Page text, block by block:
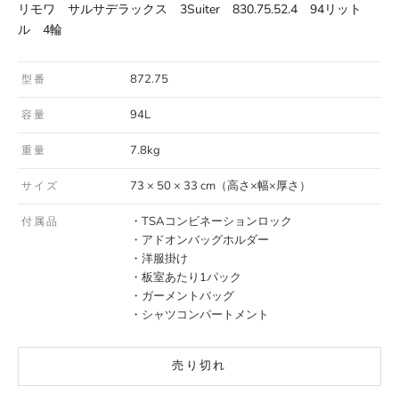
リモワ サルサデラックス 3Suiter 830.75.52.4 94リット
ル 4輪
型番 872.75
容量 94L
重量 7.8kg
サイズ 73 × 50 × 33 cm（高さ×幅×厚さ）
付属品
・TSAコンビネーションロック
・アドオンバッグホルダー
・洋服掛け
・板室あたり1パック
・ガーメントバッグ
・シャツコンパートメント
売り切れ